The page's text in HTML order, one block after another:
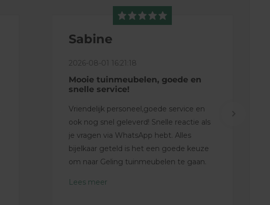
Sabine
2026-08-01 16:21:18
Mooie tuinmeubelen, goede en
snelle service!
Vriendelijk personeel,goede service en
ook nog snel geleverd! Snelle reactie als
je vragen via WhatsApp hebt. Alles
bijelkaar geteld is het een goede keuze
om naar Geling tuinmeubelen te gaan.
Lees meer